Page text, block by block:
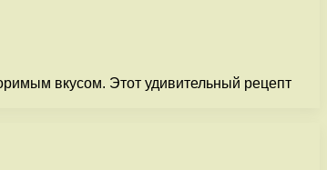
вкусом. Этот удивительный рецепт